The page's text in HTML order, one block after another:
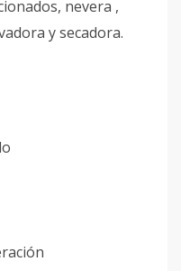
nevera ,
y secadora.